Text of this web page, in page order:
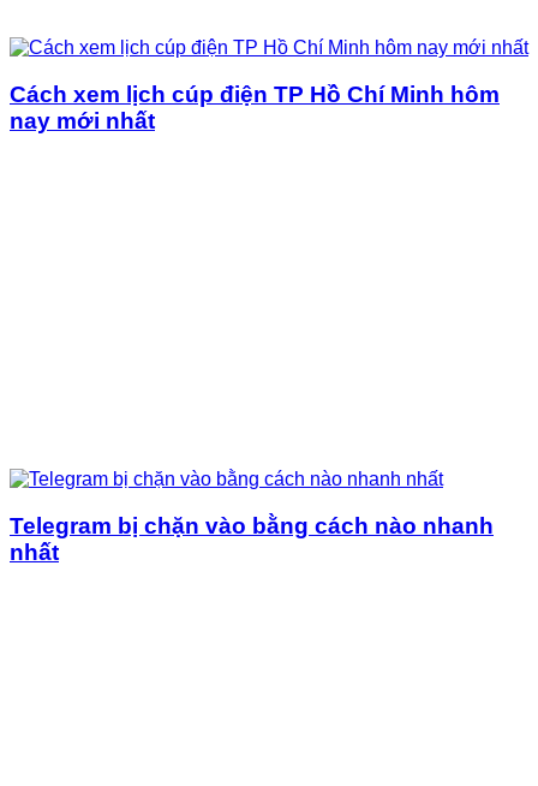
Cách xem lịch cúp điện TP Hồ Chí Minh hôm
nay mới nhất
Telegram bị chặn vào bằng cách nào nhanh
nhất